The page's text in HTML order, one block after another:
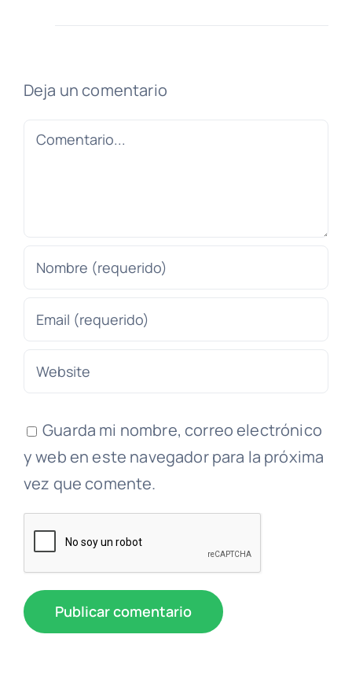
Deja un comentario
Comentario
Guarda mi nombre, correo electrónico
y web en este navegador para la próxima
vez que comente.